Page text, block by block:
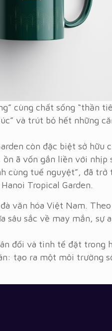
cùng chất sống “thần
và trút bỏ hết những
còn đặc biệt sở hữu
ã vốn gắn liền với nhịp
cùng tuế nguyệt”, đã trở
Tropical Garden.
văn hóa Việt Nam.
sắc về may mắn, sự
đối và tinh tế đặt trong
tạo ra một môi trường